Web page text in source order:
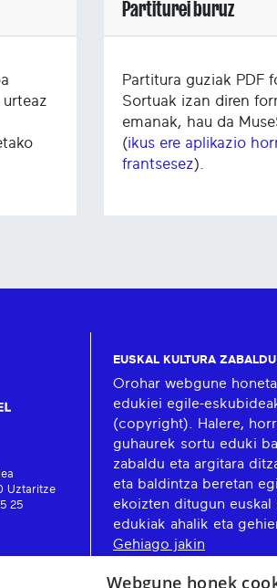
Partiturei buruz
Partitura guziak PDF
Sortuak izan diren
emanak, hau da
(ikus ere aplikazio
frantsesez).
Uztaritze
25
EUSKAL KULTURA ZABALDU
Orohar webgune
edukiei egile-
(copyright). Halere,
guhaurek sortu eduki
zabaldu eta argitara
eta baldintza beretan
ekoizten ditugun
edukiak ahalik eta
Gehiago jakin
Webgune honek